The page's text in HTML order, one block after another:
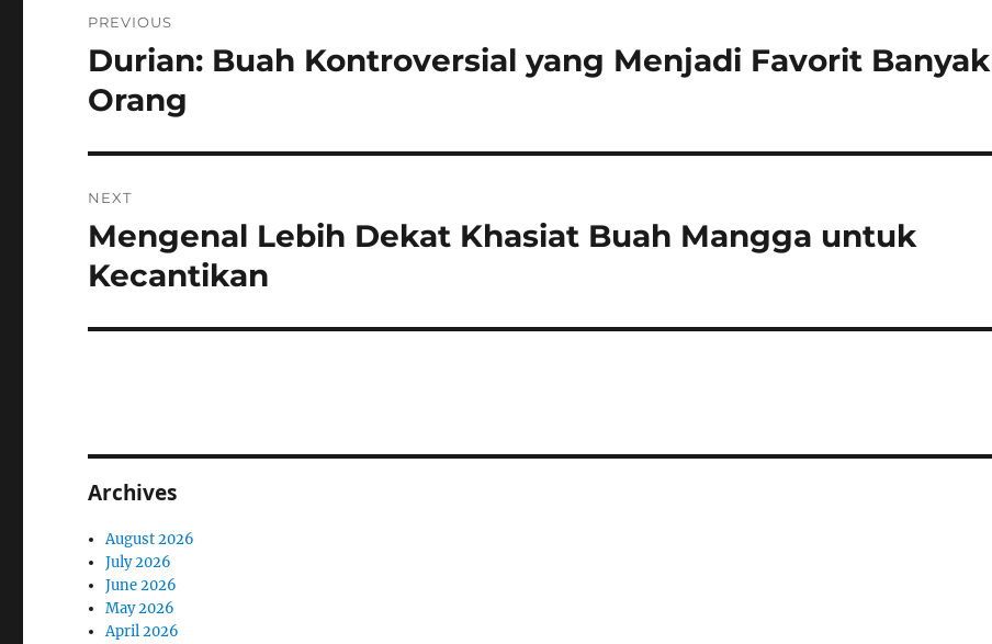
navigation
PREVIOUS
Previous
post:
Durian: Buah Kontroversial yang Menjadi Favorit Banyak
Orang
NEXT
Next
post:
Mengenal Lebih Dekat Khasiat Buah Mangga untuk
Kecantikan
Archives
August 2026
July 2026
June 2026
May 2026
April 2026